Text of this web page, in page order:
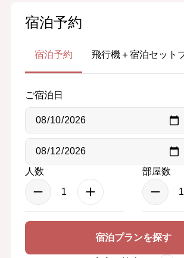
宿泊予約
宿泊予約 飛行機＋宿泊セット
ご宿泊日
人数 部屋数
宿泊プランを探す